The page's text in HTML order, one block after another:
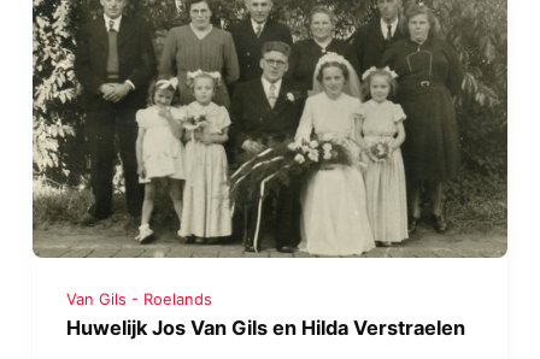
Van Gils - Roelands
Huwelijk Jos Van Gils en Hilda Verstraelen